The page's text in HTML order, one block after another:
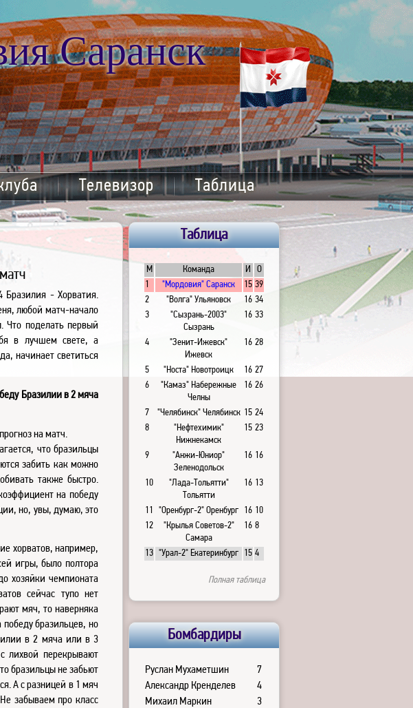
Саранск
Телевизор Таблица
Бразилия - Хорватия.
любой матч-начало
Что поделать первый
в лучшем свете, а
начинает светиться
Бразилии в 2 мяча
на матч.
что бразильцы
забить как можно
также быстро.
на победу
но, увы, думаю, это
хорватов, например,
игры, было полтора
хозяйки чемпионата
сейчас тупо нет
мяч, то наверняка
бразильцев, но
в 2 мяча или в 3
перекрывают
бразильцы не забьют
А с разницей в 1 мяч
забываем про класс
Таблица
М Команда И
О
1
"Мордовия" Саранск 15 39
2
"Волга" Ульяновск 16 34
3
"Сызрань-2003"
Сызрань
16 33
4
"Зенит-Ижевск"
Ижевск
16 28
5 "Носта" Новотроицк 16 27
6
"Камаз" Набережные
Челны
16 26
7 "Челябинск" Челябинск 15 24
8
"Нефтехимик"
Нижнекамск
15 23
9
"Анжи-Юниор"
Зеленодольск
16 16
10
"Лада-Тольятти"
Тольятти
16 13
11 "Оренбург-2" Оренбург 16 10
12
"Крылья Советов-2"
Самара
16 8
13 "Урал-2" Екатеринбург 15 4
Полная таблица
Бомбардиры
Руслан Мухаметшин
7
Александр Кренделев
4
Михаил Маркин
3